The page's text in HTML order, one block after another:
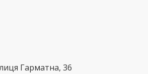
Гарматна, 36